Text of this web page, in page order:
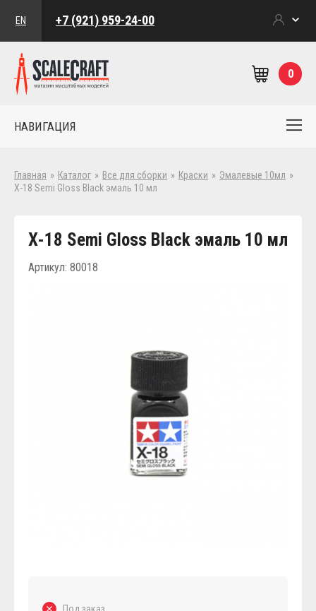
EN +7 (921) 959-24-00
0
НАВИГАЦИЯ
Главная » Каталог » Все для сборки » Краски » Эмалевые 10мл »
Х-18 Semi Gloss Black эмаль 10 мл
Х-18 Semi Gloss Black эмаль 10 мл
Артикул: 80018